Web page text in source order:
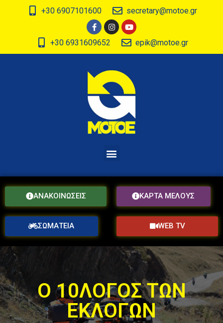
+30 6907101600 secretary@motoe.gr
+30 6931609652 epik@motoe.gr
ΑΝΑΚΟΙΝΩΣΕΙΣ ΚΑΡΤΑ ΜΕΛΟΥΣ
ΣΩΜΑΤΕΙΑ WEB TV
Ο 10ΛΟΓΟΣ ΤΩΝ
ΕΚΛΟΓΩΝ